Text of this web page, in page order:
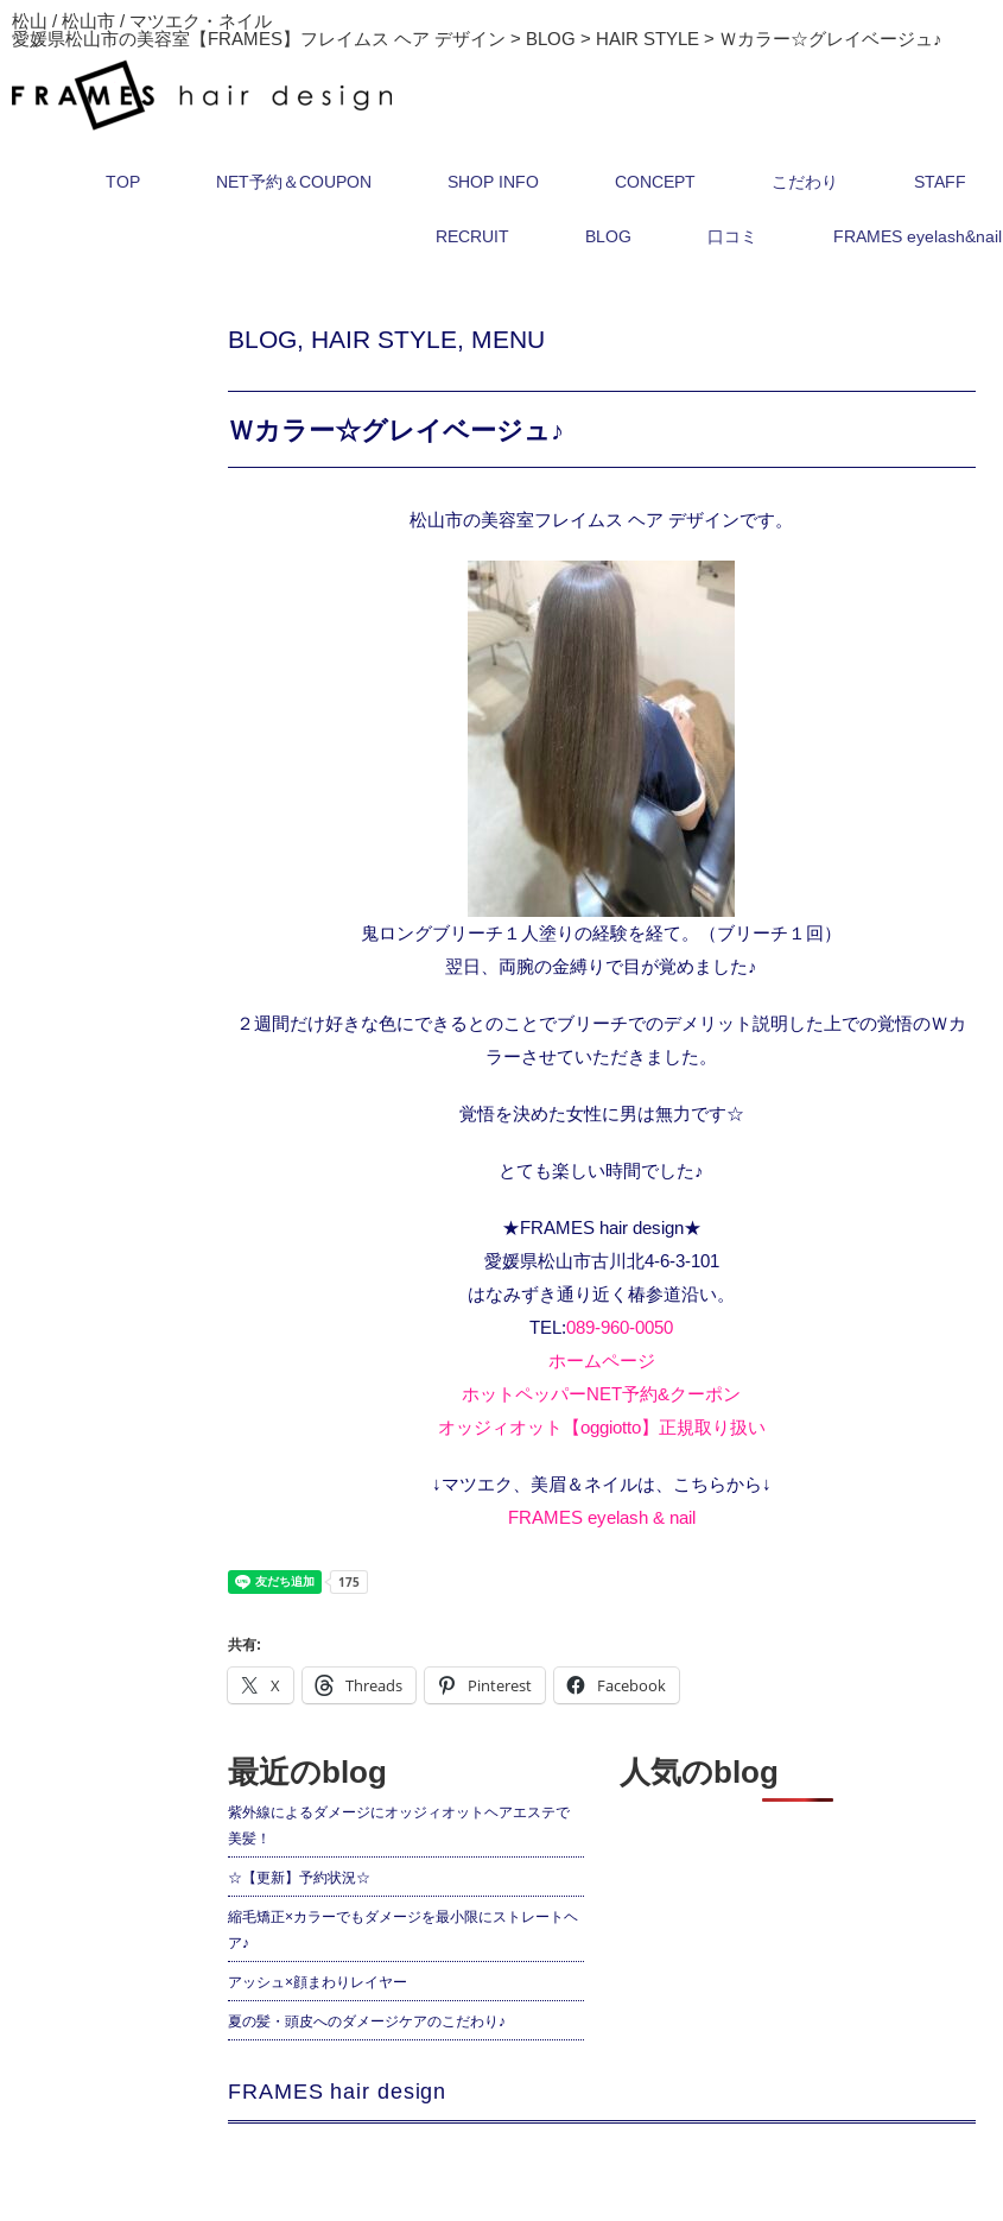
松山 / 松山市 / マツエク・ネイル
愛媛県松山市の美容室【FRAMES】フレイムス ヘア デザイン > BLOG > HAIR STYLE > Ｗカラー☆グレイベージュ♪
TOP NET予約＆COUPON SHOP INFO CONCEPT こだわり STAFF
RECRUIT BLOG 口コミ FRAMES eyelash&nail
BLOG, HAIR STYLE, MENU
Ｗカラー☆グレイベージュ♪
松山市の美容室フレイムス ヘア デザインです。
鬼ロングブリーチ１人塗りの経験を経て。（ブリーチ１回）
翌日、両腕の金縛りで目が覚めました♪
２週間だけ好きな色にできるとのことでブリーチでのデメリット説明した上での覚悟のＷカ
ラーさせていただきました。
覚悟を決めた女性に男は無力です☆
とても楽しい時間でした♪
★FRAMES hair design★
愛媛県松山市古川北4-6-3-101
はなみずき通り近く椿参道沿い。
TEL:089-960-0050
ホームページ
ホットペッパーNET予約&クーポン
オッジィオット【oggiotto】正規取り扱い
↓マツエク、美眉＆ネイルは、こちらから↓
FRAMES eyelash & nail
共有:
X Threads Pinterest Facebook
最近のblog
紫外線によるダメージにオッジィオットヘアエステで
美髪！
☆【更新】予約状況☆
縮毛矯正×カラーでもダメージを最小限にストレートヘ
ア♪
アッシュ×顔まわりレイヤー
夏の髪・頭皮へのダメージケアのこだわり♪
人気のblog
FRAMES hair design